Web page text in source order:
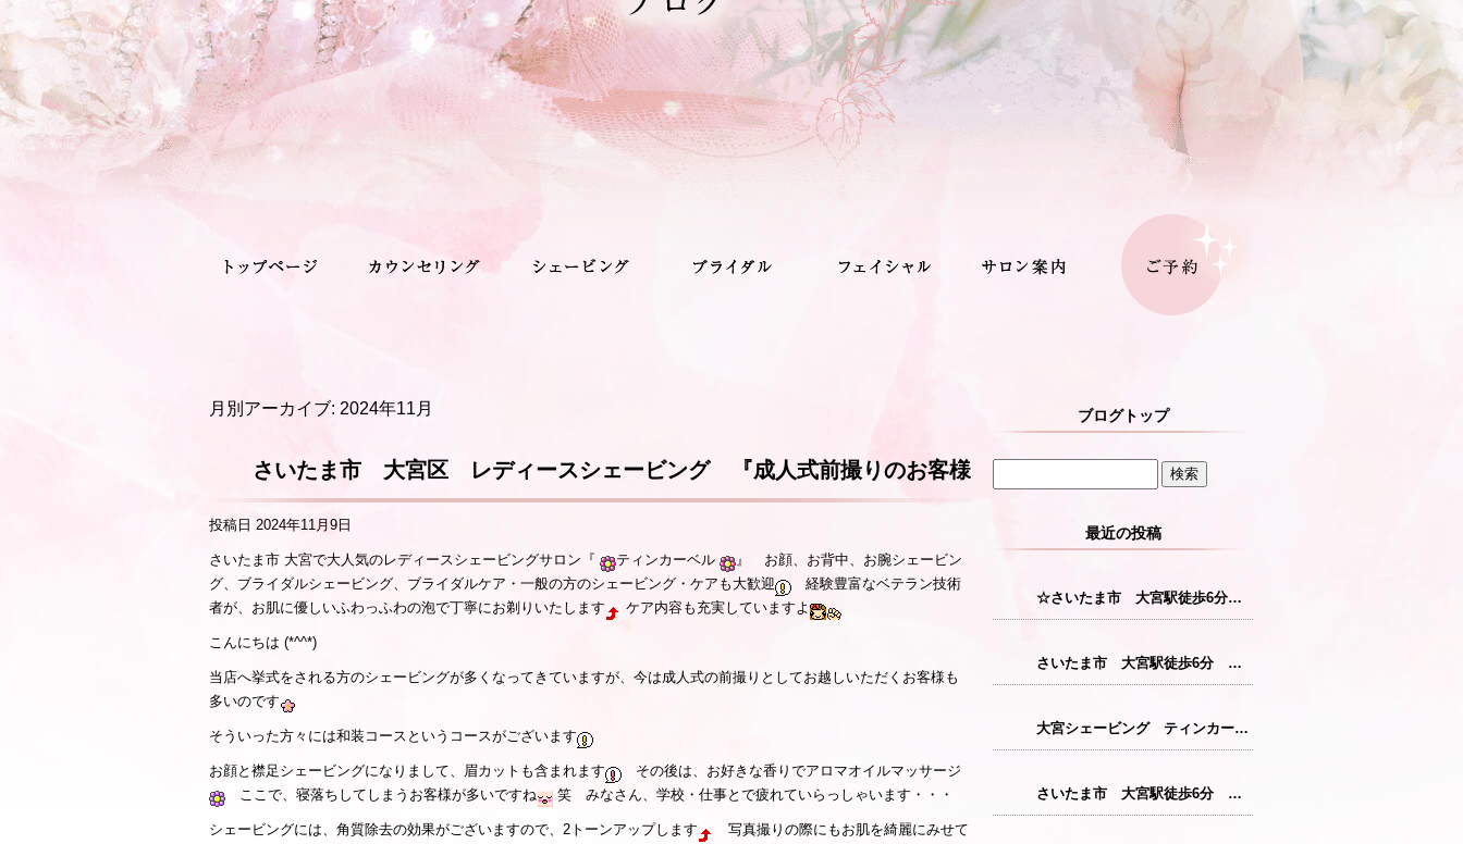
月別アーカイブ: 2024年11月
さいたま市 大宮区 レディースシェービング 『成人式前撮りのお客様
もお任せください！』
投稿日 2024年11月9日
さいたま市 大宮で大人気のレディースシェービングサロン『 ティンカーベル
』 お顔、お背中、お腕シェービン
グ、ブライダルシェービング、ブライダルケア・一般の方のシェービング・ケアも大歓迎
経験豊富なベテラン技術
者が、お肌に優しいふわっふわの泡で丁寧にお剃りいたします
ケア内容も充実していますよ
こんにちは (*^^*)
当店へ挙式をされる方のシェービングが多くなってきていますが、今は成人式の前撮りとしてお越しいただくお客様も
多いのです
そういった方々には和装コースというコースがございます
お顔と襟足シェービングになりまして、眉カットも含まれます
その後は、お好きな香りでアロマオイルマッサージ
ここで、寝落ちしてしまうお客様が多いですね
笑 みなさん、学校・仕事とで疲れていらっしゃいます・・・
シェービングには、角質除去の効果がございますので、2トーンアップします
写真撮りの際にもお肌を綺麗にみせて
ブログトップ
最近の投稿
☆さいたま市 大宮駅徒歩6分 レディースシェービング☆
さいたま市 大宮駅徒歩6分 レディースシェービング『産毛をなくすことで花粉症対策につながります！』
大宮シェービング ティンカーベル『クレンジング』
さいたま市 大宮駅徒歩6分 レディースシェービング『仕上がりが格別のシェービングコース』